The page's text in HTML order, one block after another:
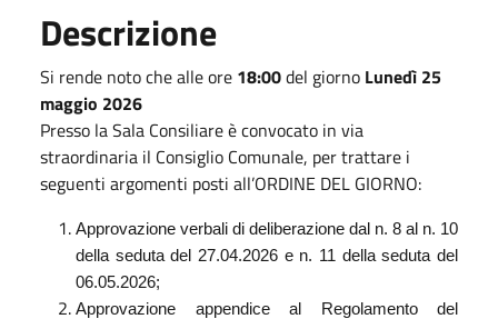
Descrizione
Si rende noto che alle ore 18:00del giorno Lunedì 25
maggio 2026
Presso la Sala Consiliare è convocato in via
straordinaria il Consiglio Comunale, per trattare i
seguenti argomenti posti all’ORDINE DEL GIORNO:
Approvazione verbali di deliberazione dal n. 8 al n. 10
della seduta del 27.04.2026 e n. 11 della seduta del
06.05.2026;
Approvazione appendice al Regolamento del